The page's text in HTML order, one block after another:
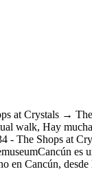
at Crystals →
Hay
The Shops at
es
Cancún, desde